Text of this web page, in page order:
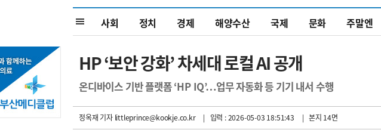
사회 정치 경제 해양수산 국제 문화 주말엔
HP ‘보안 강화’ 차세대 로컬 AI 공개
온디바이스 기반 플랫폼 ‘HP IQ’…업무 자동화 등 기기 내서 수행
정옥재 기자littleprince@kookje.co.kr | 입력 : 2026-05-03 18:51:43 | 본지 14면